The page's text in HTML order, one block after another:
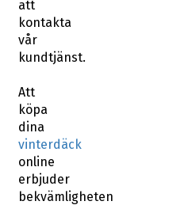
att
kontakta
vår
kundtjänst.
Att
köpa
dina
vinterdäck
online
erbjuder
bekvämligheten